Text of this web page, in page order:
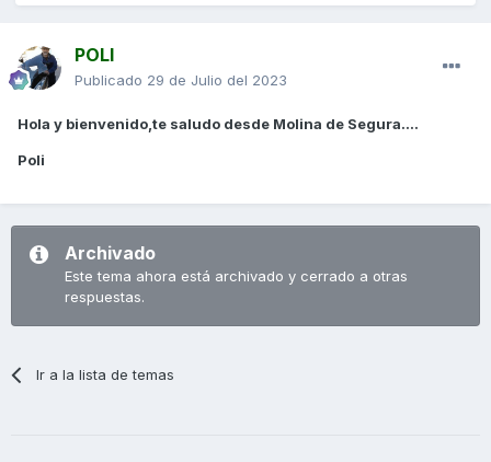
POLI
Publicado 29 de Julio del 2023
Hola y bienvenido,te saludo desde Molina de Segura....
Poli
Archivado
Este tema ahora está archivado y cerrado a otras
respuestas.
Ir a la lista de temas